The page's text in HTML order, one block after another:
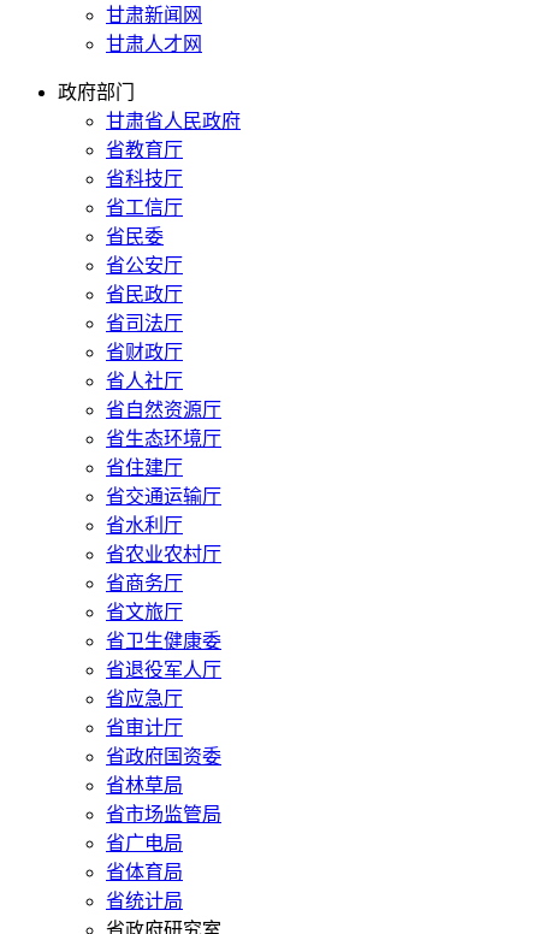
甘肃新闻网
甘肃人才网
政府部门
甘肃省人民政府
省教育厅
省科技厅
省工信厅
省民委
省公安厅
省民政厅
省司法厅
省财政厅
省人社厅
省自然资源厅
省生态环境厅
省住建厅
省交通运输厅
省水利厅
省农业农村厅
省商务厅
省文旅厅
省卫生健康委
省退役军人厅
省应急厅
省审计厅
省政府国资委
省林草局
省市场监管局
省广电局
省体育局
省统计局
省政府研究室